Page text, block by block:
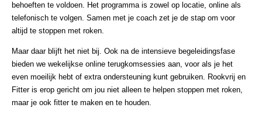
behoeften te voldoen. Het programma is zowel op locatie, online als
telefonisch te volgen. Samen met je coach zet je de stap om voor
altijd te stoppen met roken.
Maar daar blijft het niet bij. Ook na de intensieve begeleidingsfase
bieden we wekelijkse online terugkomsessies aan, voor als je het
even moeilijk hebt of extra ondersteuning kunt gebruiken. Rookvrij en
Fitter is erop gericht om jou niet alleen te helpen stoppen met roken,
maar je ook fitter te maken en te houden.